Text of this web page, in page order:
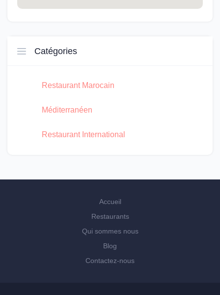
Catégories
Restaurant Marocain
Méditerranéen
Restaurant International
Accueil
Restaurants
Qui sommes nous
Blog
Contactez-nous